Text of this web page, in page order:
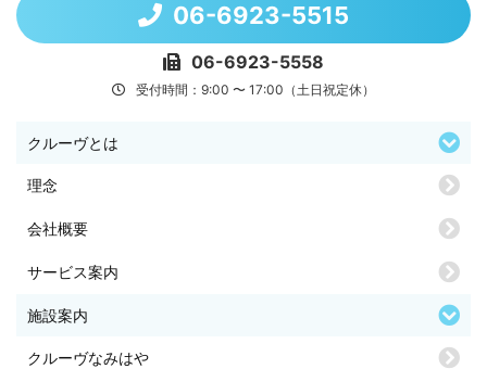
06-6923-5515
06-6923-5558
受付時間：9:00 〜 17:00（土日祝定休）
クルーヴとは
理念
会社概要
サービス案内
施設案内
クルーヴなみはや